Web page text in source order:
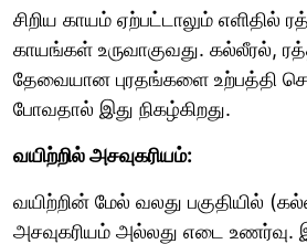
சிறிய காயம் ஏற்பட்டாலும் எளிதில்
காயங்கள் உருவாகுவது. கல்லீரல்,
தேவையான புரதங்களை உற்பத்தி
போவதால் இது நிகழ்கிறது.
வயிற்றில் அசவுகரியம்:
வயிற்றின் மேல் வலது பகுதியில்
அசவுகரியம் அல்லது எடை உணர்வு.